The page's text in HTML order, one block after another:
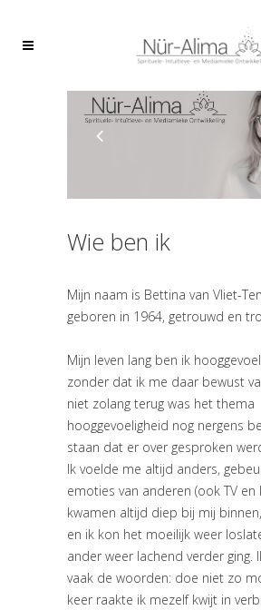
Wie ben ik
Mijn naam is Bettina van Vliet-
geboren in 1964, getrouwd en
Mijn leven lang ben ik
zonder dat ik me daar bewust
niet zolang terug was het thema
hooggevoeligheid nog nergens
staan dat er over gesproken
Ik voelde me altijd anders,
emoties van anderen (ook TV en
kwamen altijd diep bij mij
en ik kon het moeilijk weer
ander weer lachend verder ging.
vaak de woorden: doe niet zo
keer raakte ik mezelf kwijt in